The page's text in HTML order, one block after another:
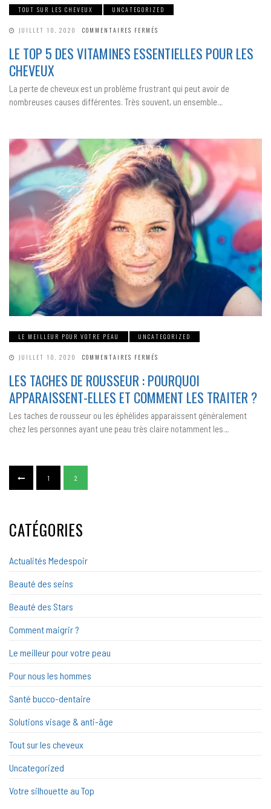
TOUT SUR LES CHEVEUX UNCATEGORIZED
JUILLET 10, 2020 COMMENTAIRES FERMÉS
5
DES
LES
CHEVEUX
LE TOP 5 DES VITAMINES ESSENTIELLES POUR LES
CHEVEUX
La perte de cheveux est un problème frustrant qui peut avoir de
nombreuses causes différentes. Très souvent, un ensemble…
LE MEILLEUR POUR VOTRE PEAU UNCATEGORIZED
JUILLET 10, 2020 COMMENTAIRES FERMÉS
DE
ROUSSEUR
:
POURQUOI
ELLES
ET
COMMENT
LES TACHES DE ROUSSEUR : POURQUOI
APPARAISSENT-ELLES ET COMMENT LES TRAITER ?
Les taches de rousseur ou les éphélides apparaissent généralement
chez les personnes ayant une peau très claire notamment les…
1 2
CATÉGORIES
Actualités Medespoir
Beauté des seins
Beauté des Stars
Comment maigrir ?
Le meilleur pour votre peau
Pour nous les hommes
Santé bucco-dentaire
Solutions visage & anti-âge
Tout sur les cheveux
Uncategorized
Votre silhouette au Top